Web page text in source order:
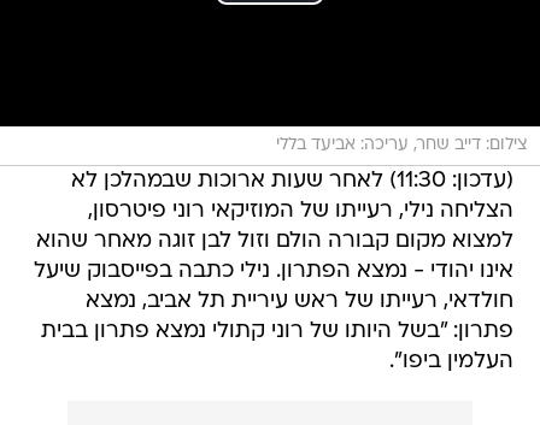
צילום: דייב שחר, עריכה: אביעד בללי
(עדכון: 11:30) לאחר שעות ארוכות שבמהלכן לא
הצליחה נילי, רעייתו של המוזיקאי רוני פיטרסון,
למצוא מקום קבורה הולם וזול לבן זוגה מאחר שהוא
אינו יהודי - נמצא הפתרון. נילי כתבה בפייסבוק שיעל
חולדאי, רעייתו של ראש עיריית תל אביב, נמצא
פתרון: "בשל היותו של רוני קתולי נמצא פתרון בבית
העלמין ביפו".